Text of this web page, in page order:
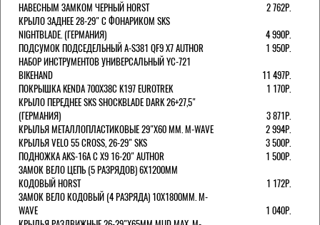
НАВЕСНЫМ ЗАМКОМ ЧЕРНЫЙ HORST
2 762Р.
КРЫЛО ЗАДНЕЕ 28-29" С ФОНАРИКОМ SKS
NIGHTBLADE. (ГЕРМАНИЯ)
4 990Р.
ПОДСУМОК ПОДСЕДЕЛЬНЫЙ A-S381 QF9 X7 AUTHOR
1 950Р.
НАБОР ИНСТРУМЕНТОВ УНИВЕРСАЛЬНЫЙ YC-721
BIKEHAND
11 497Р.
ПОКРЫШКА KENDA 700Х38С K197 EUROTREK
1 170Р.
КРЫЛО ПЕРЕДНЕЕ SKS SHOCKBLADE DARK 26+27,5"
(ГЕРМАНИЯ)
3 871Р.
КРЫЛЬЯ МЕТАЛЛОПЛАСТИКОВЫЕ 29"Х60 ММ. M-WAVE
2 994Р.
КРЫЛЬЯ VELO 55 CROSS, 26-29" SKS
3 500Р.
ПОДНОЖКА AKS-16A C X9 16-20" AUTHOR
1 500Р.
ЗАМОК ВЕЛО ЦЕПЬ (5 РАЗРЯДОВ) 6Х1200ММ
КОДОВЫЙ HORST
1 172Р.
ЗАМОК ВЕЛО КОДОВЫЙ (4 РАЗРЯДА) 10Х1800ММ. M-
WAVE
1 040Р.